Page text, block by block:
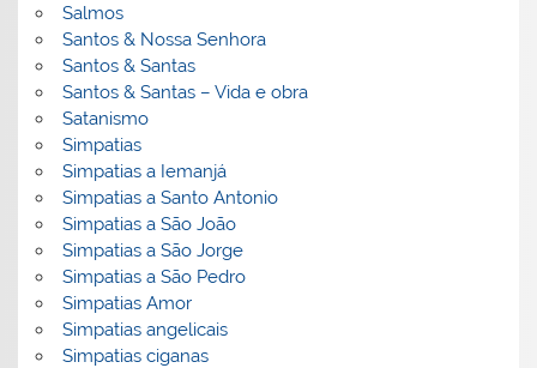
Salmos
Santos & Nossa Senhora
Santos & Santas
Santos & Santas – Vida e obra
Satanismo
Simpatias
Simpatias a Iemanjá
Simpatias a Santo Antonio
Simpatias a São João
Simpatias a São Jorge
Simpatias a São Pedro
Simpatias Amor
Simpatias angelicais
Simpatias ciganas